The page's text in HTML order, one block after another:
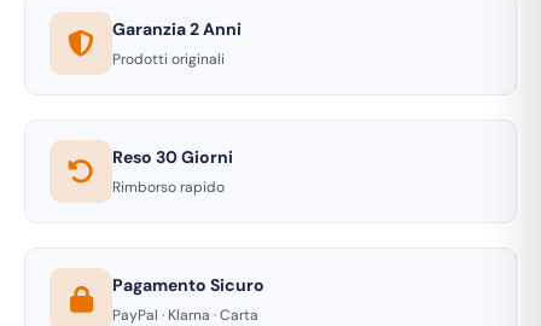
Garanzia 2 Anni
Prodotti originali
Reso 30 Giorni
Rimborso rapido
Pagamento Sicuro
PayPal · Klarna · Carta